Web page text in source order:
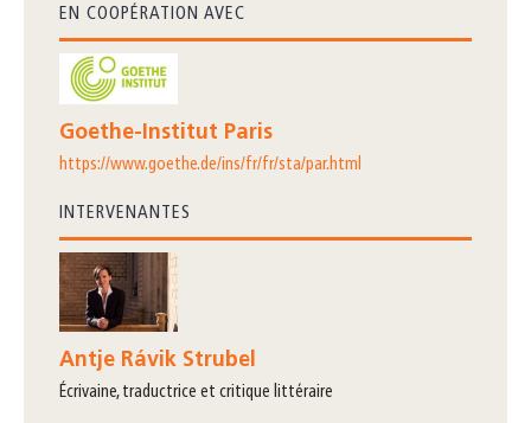
EN COOPÉRATION AVEC
Goethe-Institut Paris
https://www.goethe.de/ins/fr/fr/sta/par.html
INTERVENANTES
Antje Rávik Strubel
écrivaine, traductrice et critique littéraire